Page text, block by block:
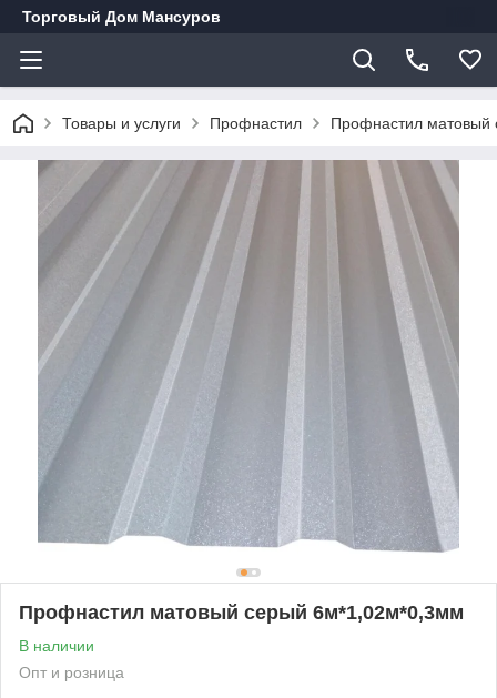
Торговый Дом Мансуров
Товары и услуги Профнастил Профнастил
Профнастил матовый серый 6м*1,02м*0,3мм
В наличии
Опт и розница